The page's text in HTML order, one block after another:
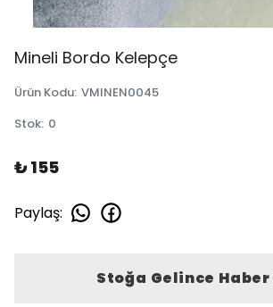
Mineli Bordo Kelepçe
Ürün Kodu: VMINEN0045
Stok: 0
₺ 155
Paylaş:
Stoğa Gelince Haber